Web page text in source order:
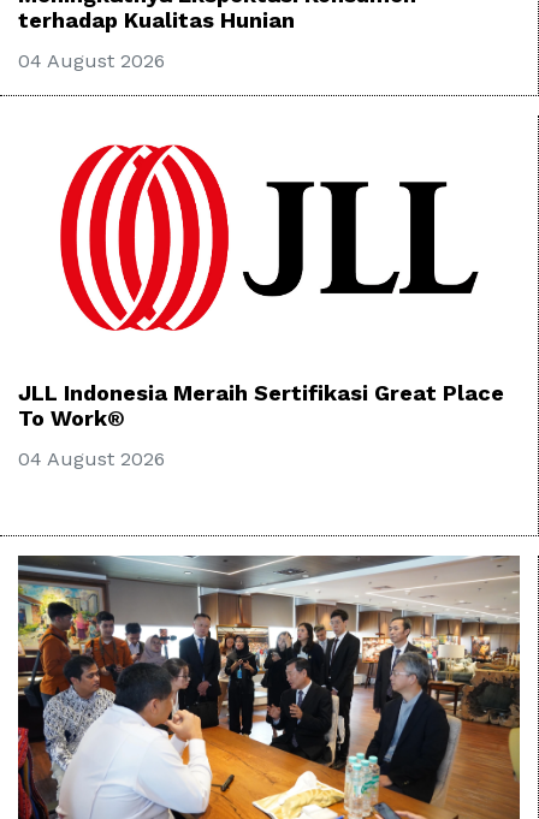
terhadap Kualitas Hunian
04 August 2026
JLL Indonesia Meraih Sertifikasi Great Place
To Work®
04 August 2026